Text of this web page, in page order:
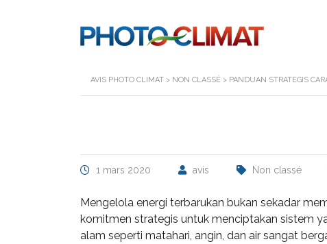
AVIS PHOTO CLIMAT > NON CLASSÉ > PANDUAN STRATEGIS
1 mars 2020 avis Non classé
Mengelola energi terbarukan bukan sekadar
komitmen strategis untuk menciptakan sistem
alam seperti matahari, angin, dan air sangat